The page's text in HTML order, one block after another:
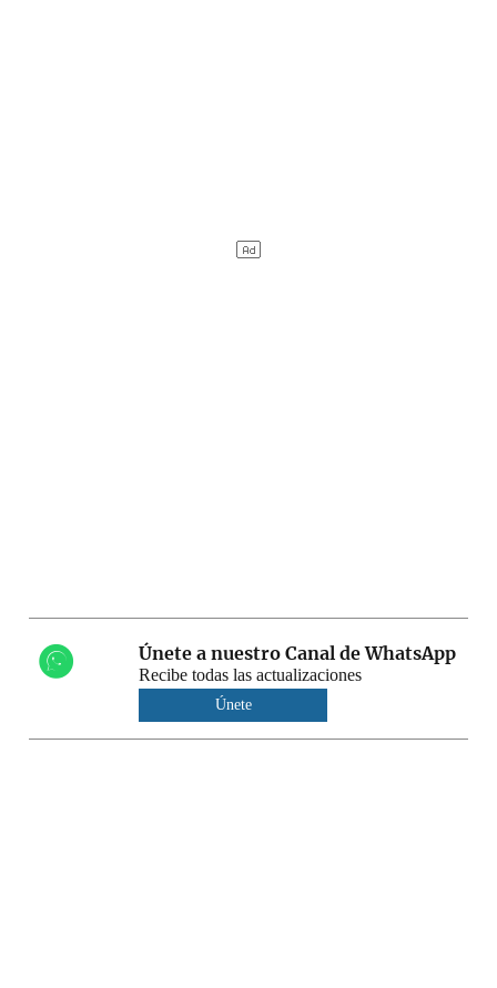
Únete a nuestro Canal de WhatsApp
Recibe todas las actualizaciones
Únete